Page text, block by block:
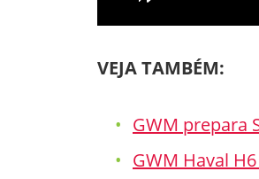
VEJA TAMBÉM:
GWM prepara
GWM Haval